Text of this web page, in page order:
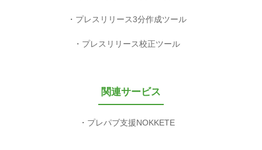
プレスリリース3分作成ツール
プレスリリース校正ツール
関連サービス
プレパブ支援NOKKETE